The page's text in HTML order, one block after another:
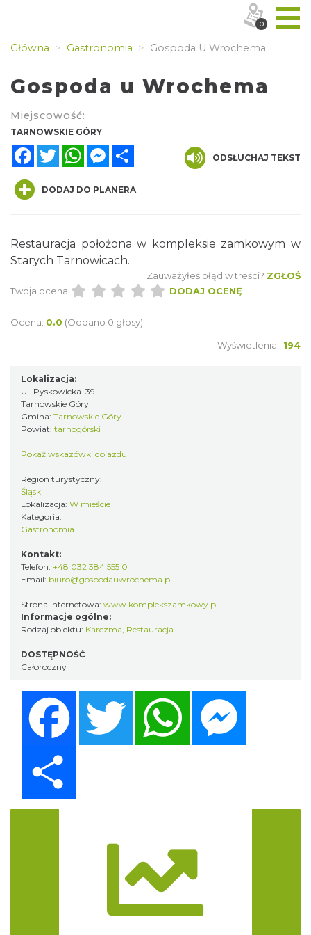
Główna Gastronomia Gospoda U Wrochema
Gospoda u Wrochema
Miejscowość:
TARNOWSKIE GÓRY
FacebookTwitterWhatsAppMessenger
ODSŁUCHAJ TEKST
DODAJ DO PLANERA
Restauracja położona w kompleksie zamkowym w
Starych Tarnowicach.
Zauważyłeś błąd w treści? ZGŁOŚ
Twoja ocena:
DODAJ OCENĘ
Ocena: 0.0 (Oddano 0 głosy)
Wyświetlenia: 194
Lokalizacja:
Ul. Pyskowicka 39
Tarnowskie Góry
Gmina: Tarnowskie Góry
Powiat: tarnogórski
Pokaż wskazówki dojazdu
Region turystyczny:
Śląsk
Lokalizacja: W mieście
Kategoria:
Gastronomia
Kontakt:
Telefon: +48 032 384 555 0
Email: biuro@gospodauwrochema.pl
Strona internetowa: www.komplekszamkowy.pl
Informacje ogólne:
Rodzaj obiektu: Karczma, Restauracja
DOSTĘPNOŚĆ
Całoroczny
Twitter WhatsApp
0